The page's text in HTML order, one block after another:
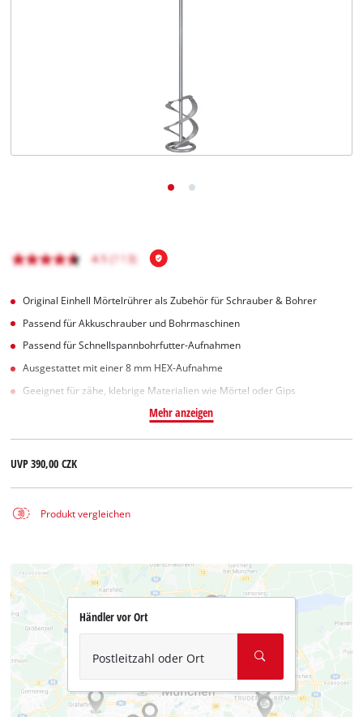
Original Einhell Mörtelrührer als Zubehör für Schrauber & Bohrer
Passend für Akkuschrauber und Bohrmaschinen
Passend für Schnellspannbohrfutter-Aufnahmen
Ausgestattet mit einer 8 mm HEX-Aufnahme
Geeignet für zähe, klebrige Materialien wie Mörtel oder Gips
Mehr anzeigen
UVP390,00 CZK
Produkt vergleichen
Händler vor Ort
Postleitzahl oder Ort